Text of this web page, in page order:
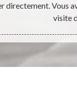
directement. Vous
visite